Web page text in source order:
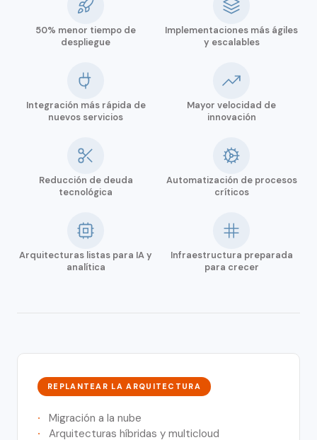
50% menor tiempo de
despliegue
Implementaciones más ágiles
y escalables
Integración más rápida de
nuevos servicios
Mayor velocidad de
innovación
Reducción de deuda
tecnológica
Automatización de procesos
críticos
Arquitecturas listas para IA y
analítica
Infraestructura preparada
para crecer
REPLANTEAR LA ARQUITECTURA
Migración a la nube
Arquitecturas híbridas y multicloud